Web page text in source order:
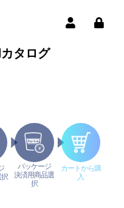
タログ
パッケージ
決済用商品選
択
カートから購
入